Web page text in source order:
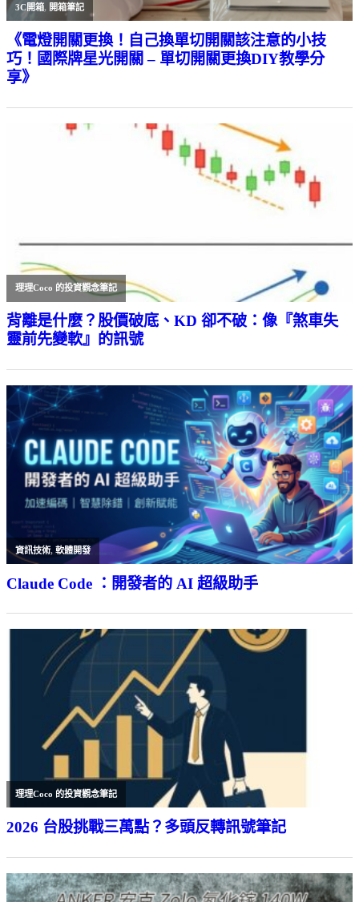
3C開箱, 開箱筆記
《電燈開關更換！自己換單切開關該注意的小技
巧！國際牌星光開關 – 單切開關更換DIY教學分
享》
理理Coco 的投資觀念筆記
背離是什麼？股價破底、KD 卻不破：像『煞車失
靈前先變軟』的訊號
資訊技術,軟體開發
Claude Code ：開發者的 AI 超級助手
理理Coco 的投資觀念筆記
2026 台股挑戰三萬點？多頭反轉訊號筆記